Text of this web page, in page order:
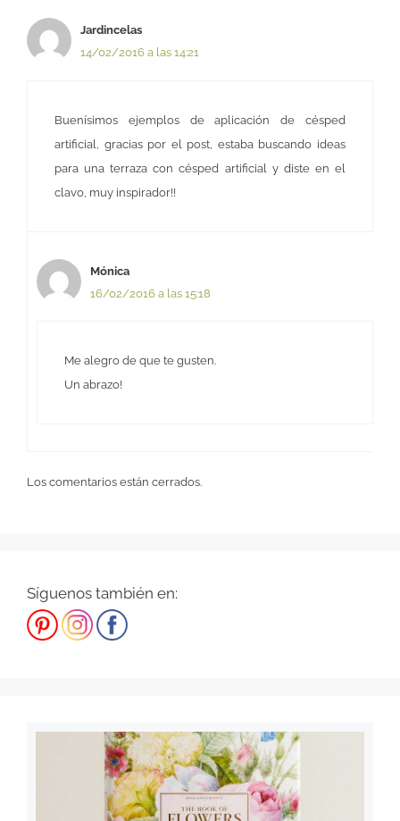
Jardincelas
14/02/2016 a las 14:21
Buenísimos ejemplos de aplicación de césped
artificial, gracias por el post, estaba buscando ideas
para una terraza con césped artificial y diste en el
clavo, muy inspirador!!
Mónica
16/02/2016 a las 15:18
Me alegro de que te gusten.
Un abrazo!
Los comentarios están cerrados.
Síguenos también en: